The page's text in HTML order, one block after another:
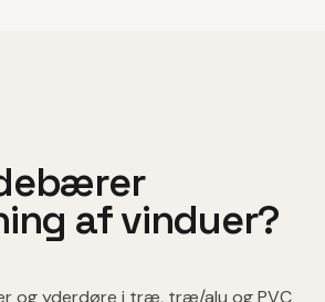
af vinduer?
og yderdøre i træ, træ/alu og PVC